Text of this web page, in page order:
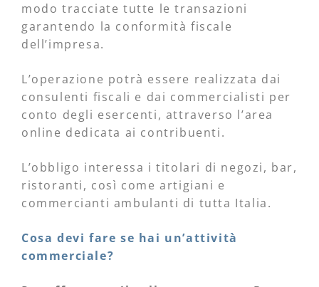
modo tracciate tutte le transazioni
garantendo la conformità fiscale
dell’impresa.
L’operazione potrà essere realizzata dai
consulenti fiscali e dai commercialisti per
conto degli esercenti, attraverso l’area
online dedicata ai contribuenti.
L’obbligo interessa i titolari di negozi, bar,
ristoranti, così come artigiani e
commercianti ambulanti di tutta Italia.
Cosa devi fare se hai un’attività
commerciale?